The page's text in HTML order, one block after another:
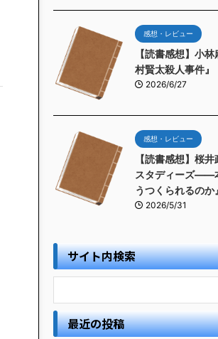
感想・レビュー
【読書感想】小
村賢太殺人事件』
2026/6/27
感想・レビュー
【読書感想】桜
スタディーズ――
うつくられるのか』
2026/5/31
サイト内検索
最近の投稿